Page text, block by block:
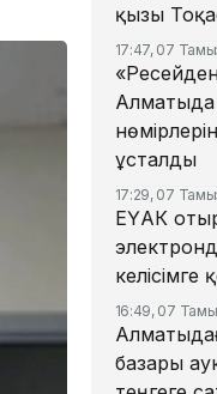
қызы
17:47, 07
«Ресейден
Алматыда
ұсталды
17:29, 07
ЕҮАК
16:49, 07
базары